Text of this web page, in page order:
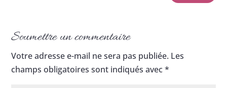
Soumettre un commentaire
Votre adresse e-mail ne sera pas publiée. Les
champs obligatoires sont indiqués avec*